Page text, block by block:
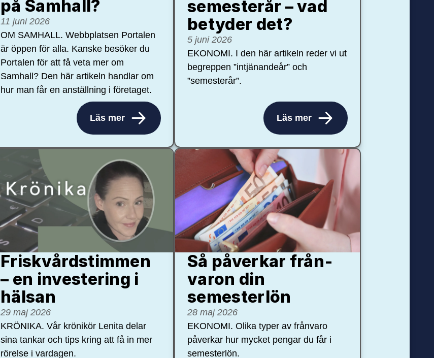
på Samhall?
11 juni 2026
OM SAMHALL. Webbplatsen Portalen
är öppen för alla. Kanske besöker du
Portalen för att få veta mer om
Samhall? Den här artikeln handlar om
hur man får en anställning i företaget.
Läs mer
semesterår – vad
betyder det?
5 juni 2026
EKONOMI. I den här artikeln reder vi ut
begreppen ”intjänandeår” och
”semesterår”.
Läs mer
Friskvårdstimmen
– en investering i
hälsan
29 maj 2026
KRÖNIKA. Vår krönikör Lenita delar
sina tankar och tips kring att få in mer
rörelse i vardagen.
Så påverkar från­
varon din
semester­lön
28 maj 2026
EKONOMI. Olika typer av frånvaro
påverkar hur mycket pengar du får i
semesterlön.